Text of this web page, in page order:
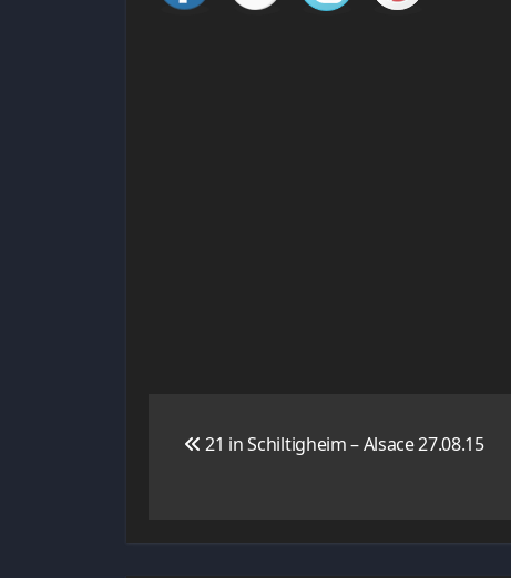
de
21 in Schiltigheim – Alsace 27.08.15